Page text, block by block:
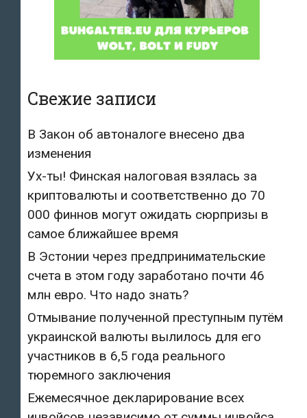
Свежие записи
В Закон об автоналоге внесено два
изменения
Ух-ты! Финская налоговая взялась за
криптовалюты и соответственно до 70
000 финнов могут ожидать сюрпризы в
самое ближайшее время
В Эстонии через предпринимательские
счета в этом году заработано почти 46
млн евро. Что надо знать?
Отмывание полученной преступным путём
украинской валюты вылилось для его
участников в 6,5 года реального
тюремного заключения
Ежемесячное декларирование всех